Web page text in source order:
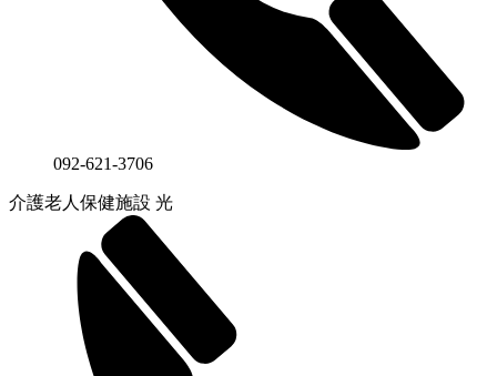
092-621-3706
介護老人保健施設 光